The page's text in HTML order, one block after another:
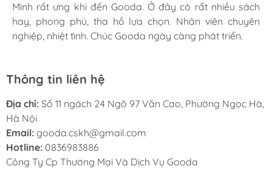
Mình rất ưng khi đến Gooda. Ở đây có rất nhiều sách
hay, phong phú, tha hồ lựa chọn. Nhân viên chuyên
nghiệp, nhiệt tình. Chúc Gooda ngày càng phát triển.
Mình rất ưng khi đến Gooda. Ở đây có rất nhiều sách
hay, phong phú, tha hồ lựa chọn. Nhân viên chuyên
nghiệp, nhiệt tình. Chúc Gooda ngày càng phát triển.
Mình rất ưng khi đến Gooda. Ở đây có rất nhiều sách
hay, phong phú, tha hồ lựa chọn. Nhân viên chuyên
nghiệp, nhiệt tình. Chúc Gooda ngày càng phát triển.
Thông tin liên hệ
Địa chỉ: Số 11 ngách 24 Ngõ 97 Văn Cao, Phường Ngọc Hà,
Hà Nội
Email: gooda.cskh@gmail.com
Hotline: 0836983886
Công Ty Cp Thương Mại Và Dịch Vụ Gooda